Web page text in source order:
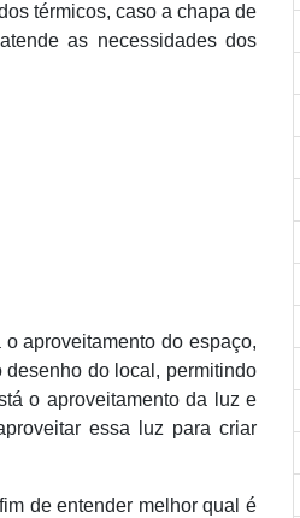
térmicos, caso a chapa de
as necessidades dos
aproveitamento do espaço,
do local, permitindo
o aproveitamento da luz e
essa luz para criar
de entender melhor qual é